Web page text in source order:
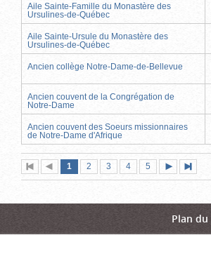
Aile Sainte-Famille du Monastère des
Ursulines-de-Québec
Aile Sainte-Ursule du Monastère des
Ursulines-de-Québec
Ancien collège Notre-Dame-de-Bellevue
Ancien couvent de la Congrégation de
Notre-Dame
Ancien couvent des Soeurs missionnaires
de Notre-Dame d'Afrique
Première
page
Page
précédente
Page
1 (page
actuelle)
Page
2 Page
3 Page
4 Page
5
suivante
page
Plan